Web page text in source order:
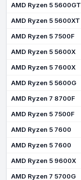
AMD Ryzen 5 5600GT
AMD Ryzen 5 5600XT
AMD Ryzen 5 7500F
AMD Ryzen 5 5600X
AMD Ryzen 5 7600X
AMD Ryzen 5 5600G
AMD Ryzen 7 8700F
AMD Ryzen 5 7500F
AMD Ryzen 5 7600
AMD Ryzen 5 7600
AMD Ryzen 5 9600X
AMD Ryzen 7 5700G